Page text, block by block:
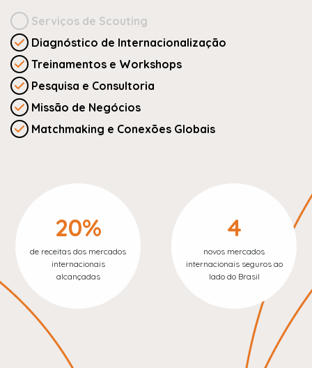
Serviços de Scouting
Diagnóstico de Internacionalização
Treinamentos e Workshops
Pesquisa e Consultoria
Missão de Negócios
Matchmaking e Conexões Globais
20%
de receitas dos mercados
internacionais
alcançadas
4
novos mercados
internacionais seguros ao
lado do Brasil